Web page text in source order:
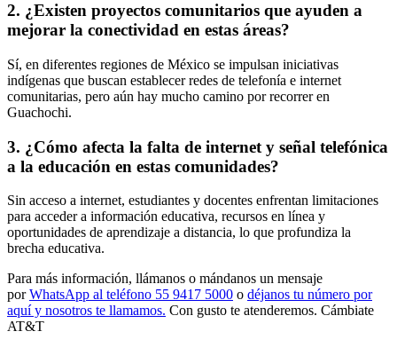
2. ¿Existen proyectos comunitarios que ayuden a
mejorar la conectividad en estas áreas?
Sí, en diferentes regiones de México se impulsan iniciativas
indígenas que buscan establecer redes de telefonía e internet
comunitarias, pero aún hay mucho camino por recorrer en
Guachochi.
3. ¿Cómo afecta la falta de internet y señal telefónica
a la educación en estas comunidades?
Sin acceso a internet, estudiantes y docentes enfrentan limitaciones
para acceder a información educativa, recursos en línea y
oportunidades de aprendizaje a distancia, lo que profundiza la
brecha educativa.
Para más información, llámanos o mándanos un mensaje
porWhatsApp al teléfono 55 9417 5000 o déjanos tu número por
aquí y nosotros te llamamos. Con gusto te atenderemos. Cámbiate
AT&T